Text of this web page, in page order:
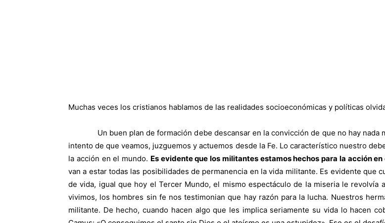
Muchas veces los cristianos hablamos de las realidades socioeconómicas y políticas
Un buen plan de formación debe descansar en la convicción de que no hay nada
intento de que veamos, juzguemos y actuemos desde la Fe. Lo característico nuestro
la acción en el mundo. Es evidente que los militantes estamos hechos para la acción
van a estar todas las posibilidades de permanencia en la vida militante. Es evidente que
de vida, igual que hoy el Tercer Mundo, el mismo espectáculo de la miseria le revolvía
vivimos, los hombres sin fe nos testimonian que hay razón para la lucha. Nuestros
militante. De hecho, cuando hacen algo que les implica seriamente su vida lo hacen